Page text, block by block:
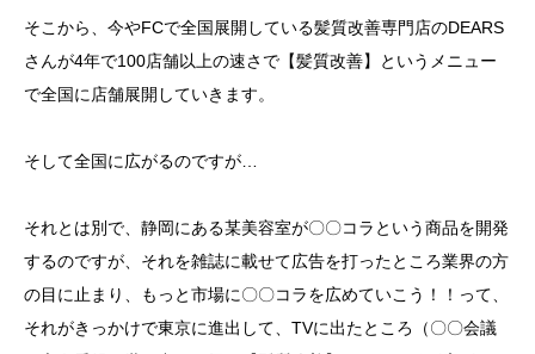
そこから、今やFCで全国展開している髪質改善専門店のDEARS
さんが4年で100店舗以上の速さで【髪質改善】というメニュー
で全国に店舗展開していきます。
そして全国に広がるのですが…
それとは別で、静岡にある某美容室が〇〇コラという商品を開発
するのですが、それを雑誌に載せて広告を打ったところ業界の方
の目に止まり、もっと市場に〇〇コラを広めていこう！！って、
それがきっかけで東京に進出して、TVに出たところ（〇〇会議